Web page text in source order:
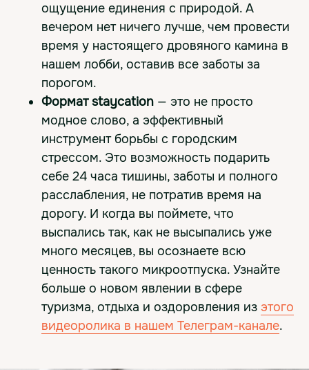
ощущение единения с природой. А
вечером нет ничего лучше, чем провести
время у настоящего дровяного камина в
нашем лобби, оставив все заботы за
порогом.
Формат staycation — это не просто
модное слово, а эффективный
инструмент борьбы с городским
стрессом. Это возможность подарить
себе 24 часа тишины, заботы и полного
расслабления, не потратив время на
дорогу. И когда вы поймете, что
выспались так, как не высыпались уже
много месяцев, вы осознаете всю
ценность такого микроотпуска. Узнайте
больше о новом явлении в сфере
туризма, отдыха и оздоровления из этого
видеоролика в нашем Телеграм-канале.